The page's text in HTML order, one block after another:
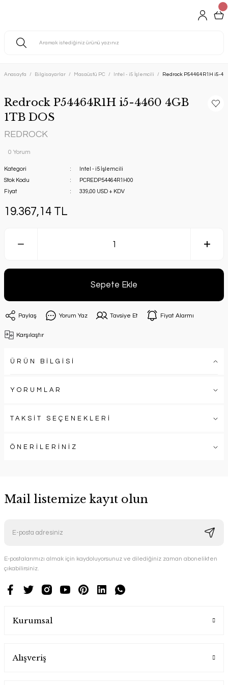
Anasayfa Bilgisayarlar Masaüstü PC Intel - i5 İşlemcili Redrock P54464R1H i5-
Redrock P54464R1H i5-4460 4GB
1TB DOS
REDROCK
0 Yorum
Kategori
Intel - i5 İşlemcili
Stok Kodu
PCREDP54464R1H00
Fiyat
339,00 USD + KDV
19.367,14 TL
Sepete Ekle
Paylaş Yorum Yaz Tavsiye Et Fiyat Alarmı
Karşılaştır
ÜRÜN BİLGİSİ
YORUMLAR
TAKSİT SEÇENEKLERİ
ÖNERİLERİNİZ
Mail listemize kayıt olun
E-postalarımızı almak için kaydoluyorsunuz ve dilediğiniz zaman abonelikten
çıkabilirsiniz.
Kurumsal
Alışveriş